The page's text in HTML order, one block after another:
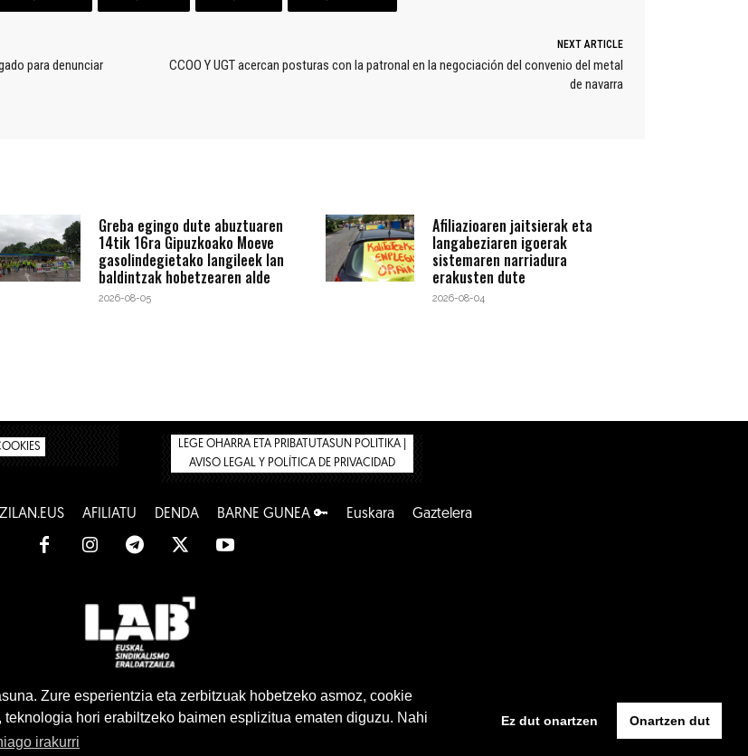
para denunciar
NEXT ARTICLE
CCOO Y UGT acercan posturas con la patronal en la negociación del convenio del metal
de navarra
Greba egingo dute abuztuaren
14tik 16ra Gipuzkoako Moeve
gasolindegietako langileek lan
baldintzak hobetzearen alde
2026-08-05
Afiliazioaren jaitsierak eta
langabeziaren igoerak
sistemaren narriadura
erakusten dute
2026-08-04
LEGE OHARRA ETA PRIBATUTASUN POLITIKA |
AVISO LEGAL Y POLÍTICA DE PRIVACIDAD
AFILIATU DENDA BARNE GUNEA 🔑 Euskara Gaztelera
www.lab.eus
Euskara Gaztelera
Zure esperientzia eta zerbitzuak hobetzeko asmoz, cookie
hori erabiltzeko baimen esplizitua ematen diguzu. Nahi
irakurri
Ez dut onartzen Onartzen dut